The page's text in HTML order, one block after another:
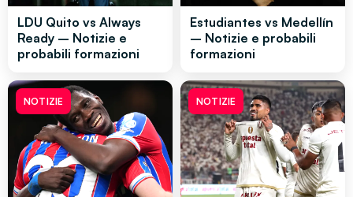
LDU Quito vs Always
Ready – Notizie e
probabili formazioni
Estudiantes vs Medellín
– Notizie e probabili
formazioni
NOTIZIE NOTIZIE